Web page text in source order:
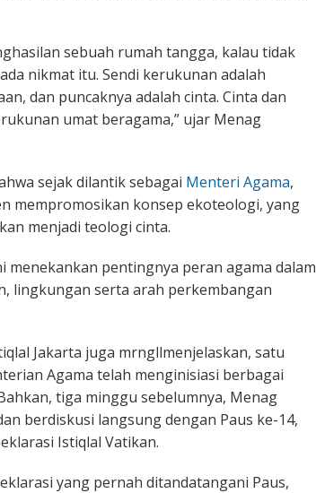
sebuah rumah tangga, kalau tidak
nikmat itu. Sendi kerukunan adalah
dan puncaknya adalah cinta. Cinta dan
umat beragama,” ujar Menag
sejak dilantik sebagai Menteri Agama,
mempromosikan konsep ekoteologi, yang
menjadi teologi cinta.
menekankan pentingnya peran agama dalam
lingkungan serta arah perkembangan
Jakarta juga mrngllmenjelaskan, satu
Agama telah menginisiasi berbagai
tiga minggu sebelumnya, Menag
berdiskusi langsung dengan Paus ke-14,
Istiqlal Vatikan.
yang pernah ditandatangani Paus,